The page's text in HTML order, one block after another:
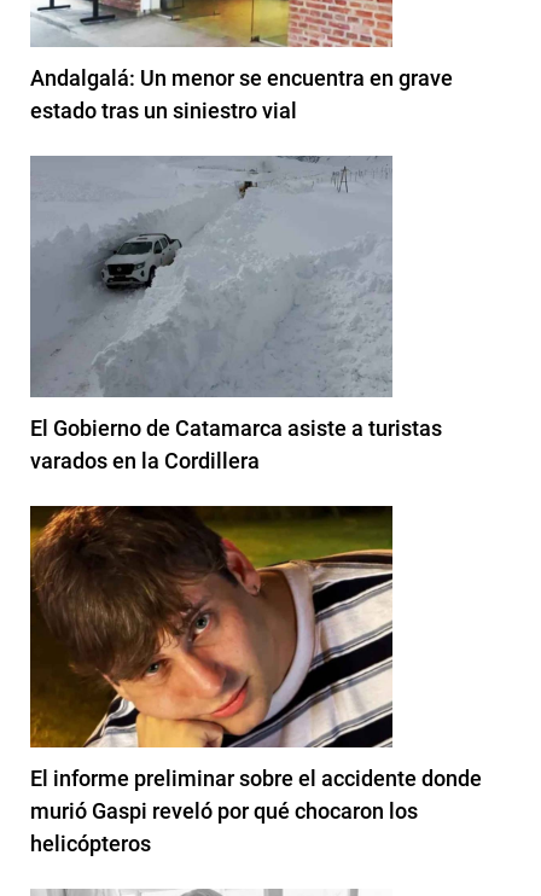
Andalgalá: Un menor se encuentra en grave
estado tras un siniestro vial
El Gobierno de Catamarca asiste a turistas
varados en la Cordillera
El informe preliminar sobre el accidente donde
murió Gaspi reveló por qué chocaron los
helicópteros